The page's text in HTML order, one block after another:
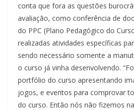
conta que fora as questões
avaliação, como conferência de
do PPC (Plano Pedagógico do
realizadas atividades específicas
sendo necessário somente a
o curso já vinha desenvolvendo.
portfólio do curso apresentando
jogos, e eventos para comprovar
do curso. Então nós não fizemos